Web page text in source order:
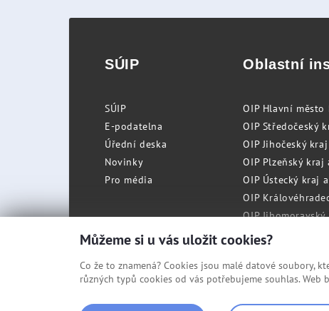
SÚIP
SÚIP
E-podatelna
Úřední deska
Novinky
Pro média
Oblastní
OIP Hlavní město
OIP Středočeský
OIP Jihočeský
OIP Plzeňský
OIP Ústecký kraj
OIP
OIP
OIP
© Státní úřad inspekce práce
Můžeme si u vás uložit cookies?
Co že to znamená? Cookies jsou malé datové soubory,
různých typů cookies od vás potřebujeme souhlas.